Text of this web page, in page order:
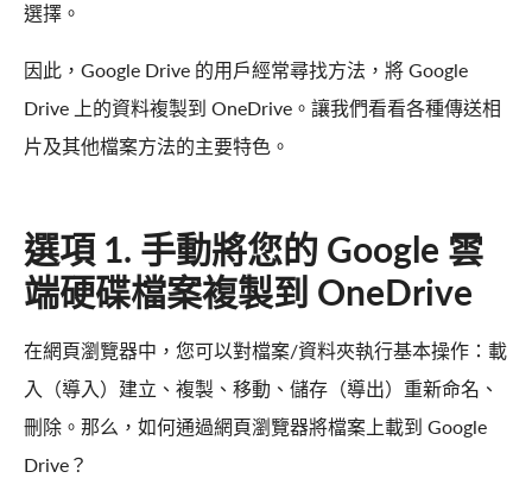
選擇。
因此，Google Drive 的用戶經常尋找方法，將 Google
Drive 上的資料複製到 OneDrive。讓我們看看各種傳送相
片及其他檔案方法的主要特色。
選項 1. 手動將您的 Google 雲
端硬碟檔案複製到 OneDrive
在網頁瀏覽器中，您可以對檔案/資料夾執行基本操作：載
入（導入）建立、複製、移動、儲存（導出）重新命名、
刪除。那么，如何通過網頁瀏覽器將檔案上載到 Google
Drive？